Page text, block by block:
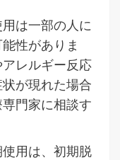
は一部の人に
性がありま
レルギー反応
が現れた場合
門家に相談す
用は、初期脱